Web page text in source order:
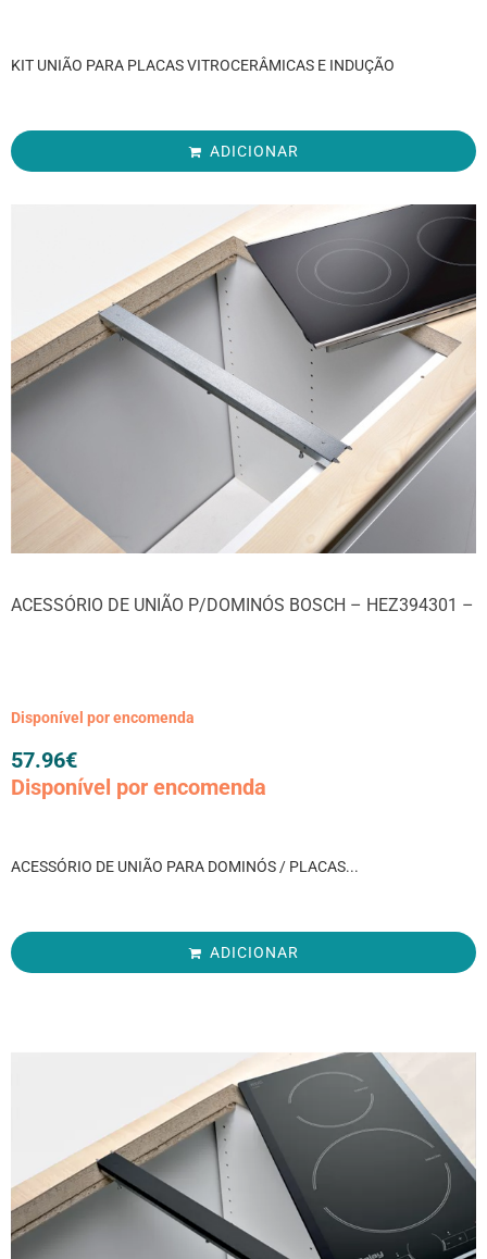
KIT UNIÃO PARA PLACAS VITROCERÂMICAS E INDUÇÃO
ADICIONAR
ACESSÓRIO DE UNIÃO P/DOMINÓS BOSCH – HEZ394301 –
Disponível por encomenda
57.96€
Disponível por encomenda
ACESSÓRIO DE UNIÃO PARA DOMINÓS / PLACAS...
ADICIONAR